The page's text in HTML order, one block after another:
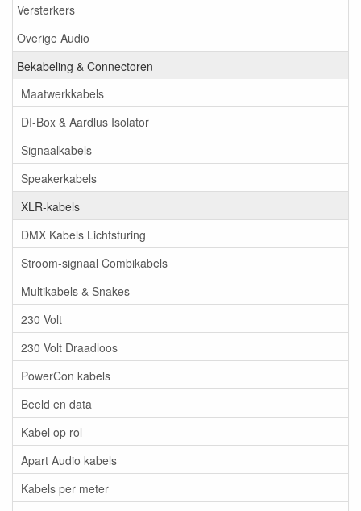
Versterkers
Overige Audio
Bekabeling & Connectoren
Maatwerkkabels
DI-Box & Aardlus Isolator
Signaalkabels
Speakerkabels
XLR-kabels
DMX Kabels Lichtsturing
Stroom-signaal Combikabels
Multikabels & Snakes
230 Volt
230 Volt Draadloos
PowerCon kabels
Beeld en data
Kabel op rol
Apart Audio kabels
Kabels per meter